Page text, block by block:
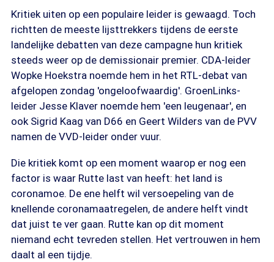
Kritiek uiten op een populaire leider is gewaagd. Toch
richtten de meeste lijsttrekkers tijdens de eerste
landelijke debatten van deze campagne hun kritiek
steeds weer op de demissionair premier. CDA-leider
Wopke Hoekstra noemde hem in het RTL-debat van
afgelopen zondag 'ongeloofwaardig'. GroenLinks-
leider Jesse Klaver noemde hem 'een leugenaar', en
ook Sigrid Kaag van D66 en Geert Wilders van de PVV
namen de VVD-leider onder vuur.
Die kritiek komt op een moment waarop er nog een
factor is waar Rutte last van heeft: het land is
coronamoe. De ene helft wil versoepeling van de
knellende coronamaatregelen, de andere helft vindt
dat juist te ver gaan. Rutte kan op dit moment
niemand echt tevreden stellen. Het vertrouwen in hem
daalt al een tijdje.